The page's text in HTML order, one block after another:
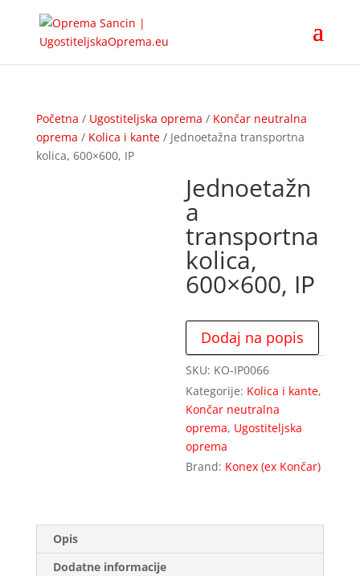
Početna / Ugostiteljska oprema / Končar neutralna
oprema / Kolica i kante/ Jednoetažna transportna
kolica, 600×600, IP
Jednoetažn
a
transportna
kolica,
600×600, IP
Dodaj na popis
SKU: KO-IP0066
Kategorije: Kolica i kante,
Končar neutralna
oprema, Ugostiteljska
oprema
Brand: Konex (ex Končar)
Opis
Dodatne informacije